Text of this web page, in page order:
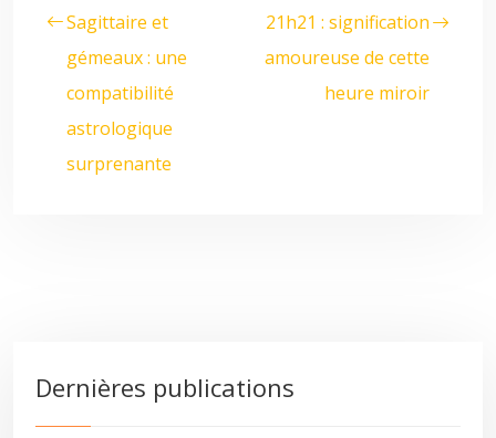
Sagittaire et
gémeaux : une
compatibilité
astrologique
surprenante
21h21 : signification
amoureuse de cette
heure miroir
Dernières publications